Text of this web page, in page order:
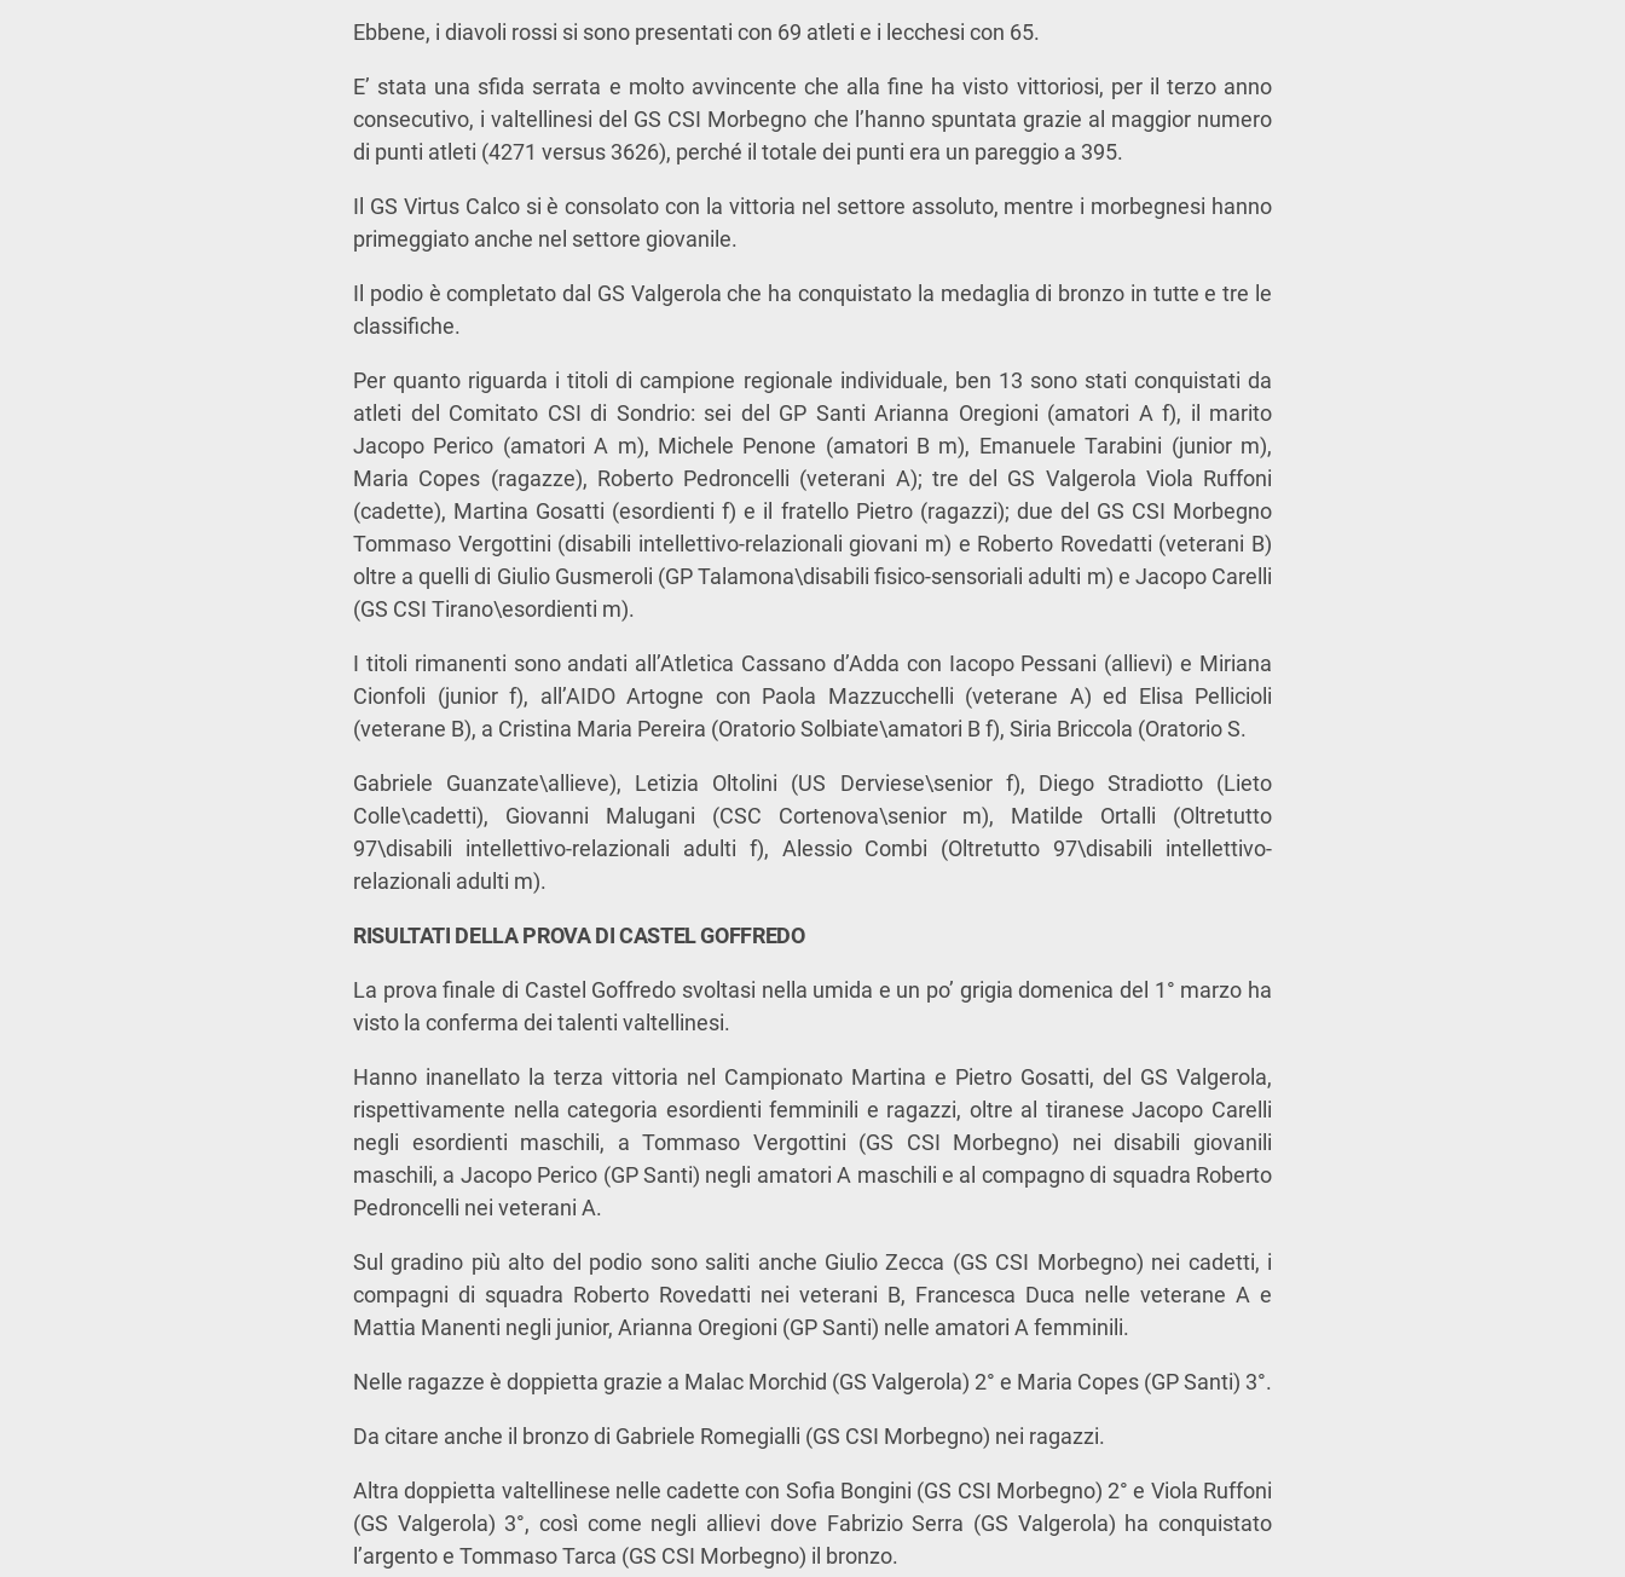
Ebbene, i diavoli rossi si sono presentati con 69 atleti e i lecchesi con 65.
E’ stata una sfida serrata e molto avvincente che alla fine ha visto vittoriosi, per il terzo anno
consecutivo, i valtellinesi del GS CSI Morbegno che l’hanno spuntata grazie al maggior numero
di punti atleti (4271 versus 3626), perché il totale dei punti era un pareggio a 395.
Il GS Virtus Calco si è consolato con la vittoria nel settore assoluto, mentre i morbegnesi hanno
primeggiato anche nel settore giovanile.
Il podio è completato dal GS Valgerola che ha conquistato la medaglia di bronzo in tutte e tre le
classifiche.
Per quanto riguarda i titoli di campione regionale individuale, ben 13 sono stati conquistati da
atleti del Comitato CSI di Sondrio: sei del GP Santi Arianna Oregioni (amatori A f), il marito
Jacopo Perico (amatori A m), Michele Penone (amatori B m), Emanuele Tarabini (junior m),
Maria Copes (ragazze), Roberto Pedroncelli (veterani A); tre del GS Valgerola Viola Ruffoni
(cadette), Martina Gosatti (esordienti f) e il fratello Pietro (ragazzi); due del GS CSI Morbegno
Tommaso Vergottini (disabili intellettivo-relazionali giovani m) e Roberto Rovedatti (veterani B)
oltre a quelli di Giulio Gusmeroli (GP Talamona\disabili fisico-sensoriali adulti m) e Jacopo Carelli
(GS CSI Tirano\esordienti m).
I titoli rimanenti sono andati all’Atletica Cassano d’Adda con Iacopo Pessani (allievi) e Miriana
Cionfoli (junior f), all’AIDO Artogne con Paola Mazzucchelli (veterane A) ed Elisa Pellicioli
(veterane B), a Cristina Maria Pereira (Oratorio Solbiate\amatori B f), Siria Briccola (Oratorio S.
Gabriele Guanzate\allieve), Letizia Oltolini (US Derviese\senior f), Diego Stradiotto (Lieto
Colle\cadetti), Giovanni Malugani (CSC Cortenova\senior m), Matilde Ortalli (Oltretutto
97\disabili intellettivo-relazionali adulti f), Alessio Combi (Oltretutto 97\disabili intellettivo-
relazionali adulti m).
RISULTATI DELLA PROVA DI CASTEL GOFFREDO
La prova finale di Castel Goffredo svoltasi nella umida e un po’ grigia domenica del 1° marzo ha
visto la conferma dei talenti valtellinesi.
Hanno inanellato la terza vittoria nel Campionato Martina e Pietro Gosatti, del GS Valgerola,
rispettivamente nella categoria esordienti femminili e ragazzi, oltre al tiranese Jacopo Carelli
negli esordienti maschili, a Tommaso Vergottini (GS CSI Morbegno) nei disabili giovanili
maschili, a Jacopo Perico (GP Santi) negli amatori A maschili e al compagno di squadra Roberto
Pedroncelli nei veterani A.
Sul gradino più alto del podio sono saliti anche Giulio Zecca (GS CSI Morbegno) nei cadetti, i
compagni di squadra Roberto Rovedatti nei veterani B, Francesca Duca nelle veterane A e
Mattia Manenti negli junior, Arianna Oregioni (GP Santi) nelle amatori A femminili.
Nelle ragazze è doppietta grazie a Malac Morchid (GS Valgerola) 2° e Maria Copes (GP Santi) 3°.
Da citare anche il bronzo di Gabriele Romegialli (GS CSI Morbegno) nei ragazzi.
Altra doppietta valtellinese nelle cadette con Sofia Bongini (GS CSI Morbegno) 2° e Viola Ruffoni
(GS Valgerola) 3°, così come negli allievi dove Fabrizio Serra (GS Valgerola) ha conquistato
l’argento e Tommaso Tarca (GS CSI Morbegno) il bronzo.